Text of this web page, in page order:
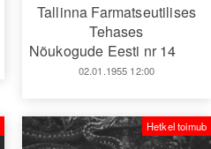
Tallinna Farmatseutilises
Tehases
Nõukogude Eesti nr 14
02.01.1955 12:00
Hetkel toimub